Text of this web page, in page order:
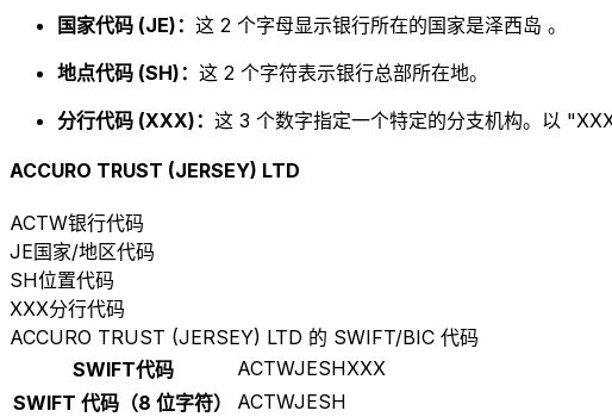
国家代码 (JE)： 这 2 个字母显示银行所在的国家是泽西岛 。
地点代码 (SH)： 这 2 个字符表示银行总部所在地。
分行代码 (XXX)： 这 3 个数字指定一个特定的分支机构。以
ACCURO TRUST (JERSEY) LTD
ACTW银行代码
JE国家/地区代码
SH位置代码
XXX分行代码
ACCURO TRUST (JERSEY) LTD 的 SWIFT/BIC 代码
SWIFT代码
ACTWJESHXXX
SWIFT 代码（8 位字符）
ACTWJESH